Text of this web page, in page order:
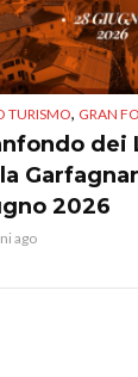
TURISMO, GRAN
dei
2026
ago